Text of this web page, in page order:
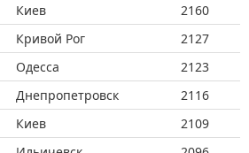
Киев
2160
Кривой Рог
2127
Одесса
2123
Днепропетровск
2116
Киев
2109